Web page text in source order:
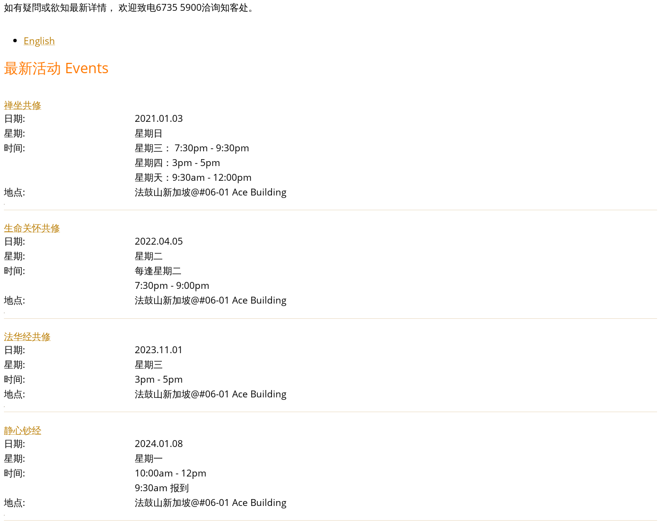
如有疑問或欲知最新详情， 欢迎致电6735 5900洽询知客处。
English
最新活动 Events
禅坐共修
日期:
2021.01.03
星期:
星期日
时间:
星期三： 7:30pm - 9:30pm
星期四：3pm - 5pm
星期天：9:30am - 12:00pm
地点:
法鼓山新加坡@#06-01 Ace Building
生命关怀共修
日期:
2022.04.05
星期:
星期二
时间:
每逢星期二
7:30pm - 9:00pm
地点:
法鼓山新加坡@#06-01 Ace Building
法华经共修
日期:
2023.11.01
星期:
星期三
时间:
3pm - 5pm
地点:
法鼓山新加坡@#06-01 Ace Building
静心钞经
日期:
2024.01.08
星期:
星期一
时间:
10:00am - 12pm
9:30am 报到
地点:
法鼓山新加坡@#06-01 Ace Building